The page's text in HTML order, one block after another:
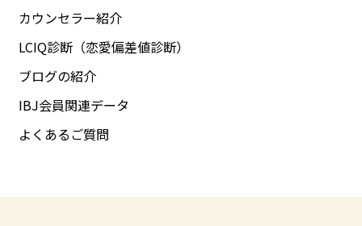
カウンセラー紹介
LCIQ診断（恋愛偏差値診断）
ブログの紹介
IBJ会員関連データ
よくあるご質問